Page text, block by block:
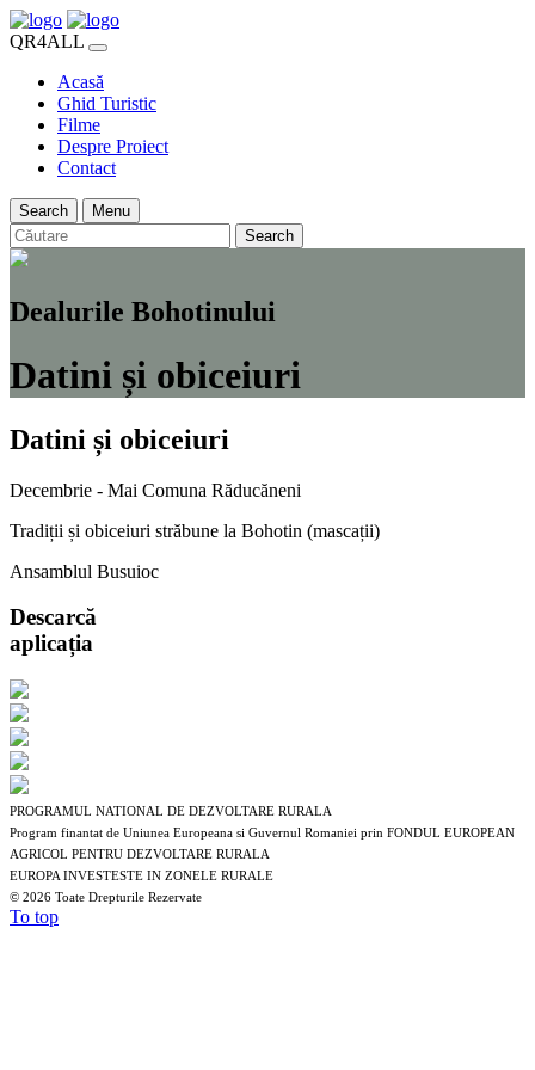
QR4ALL
Acasă
Ghid Turistic
Filme
Despre Proiect
Contact
Search
Menu
Search
Dealurile Bohotinului
Datini și obiceiuri
Datini și obiceiuri
Decembrie - Mai Comuna Răducăneni
Tradiții și obiceiuri străbune la Bohotin (mascații)
Ansamblul Busuioc
Descarcă
aplicația
PROGRAMUL NATIONAL DE DEZVOLTARE RURALA
Program finantat de Uniunea Europeana si Guvernul Romaniei prin FONDUL EUROPEAN
AGRICOL PENTRU DEZVOLTARE RURALA
EUROPA INVESTESTE IN ZONELE RURALE
© 2026 Toate Drepturile Rezervate
To top